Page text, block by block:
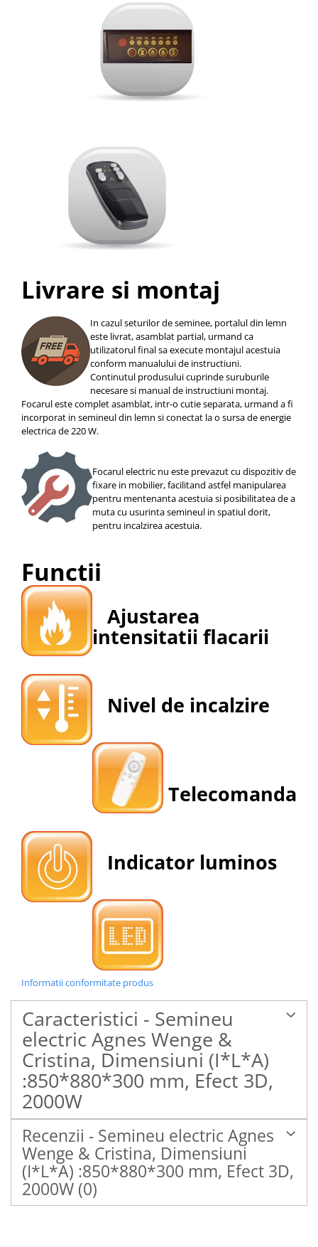
Livrare si montaj
In cazul seturilor de seminee, portalul din lemn
este livrat, asamblat partial, urmand ca
utilizatorul final sa execute montajul acestuia
conform manualului de instructiuni.
Continutul produsului cuprinde suruburile
necesare si manual de instructiuni montaj.
Focarul este complet asamblat, intr-o cutie separata, urmand a fi
incorporat in semineul din lemn si conectat la o sursa de energie
electrica de 220 W.
Focarul electric nu este prevazut cu dispozitiv de
fixare in mobilier, facilitand astfel manipularea
pentru mentenanta acestuia si posibilitatea de a
muta cu usurinta semineul in spatiul dorit,
pentru incalzirea acestuia.
Functii
Ajustarea
intensitatii flacarii
Nivel de incalzire
Telecomanda
Indicator luminos
Informatii conformitate produs
Caracteristici - Semineu
electric Agnes Wenge &
Cristina, Dimensiuni (I*L*A)
:850*880*300 mm, Efect 3D,
2000W
Recenzii - Semineu electric Agnes
Wenge & Cristina, Dimensiuni
(I*L*A) :850*880*300 mm, Efect 3D,
2000W (0)